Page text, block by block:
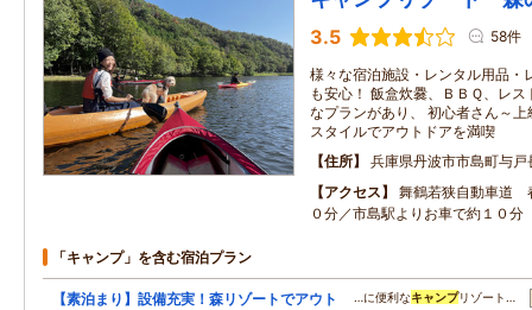
3.5 58件
様々な宿泊施設・レンタル用品・
も安心！ 飯盒炊爨、ＢＢＱ、レ
なプランがあり、 初心者さん～
スタイルでアウトドアを満喫
住所
兵庫県丹波市市島町与
アクセス
舞鶴若狭自動車道
０分／市島駅よりお車で約１０分
「キャンプ」を含む宿泊プラン
【素泊まり】設備充実！森リゾートでアウト
…に便利なキャンプリゾート…